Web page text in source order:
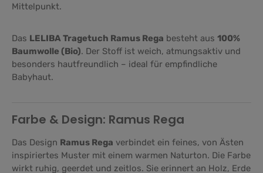
Mittelpunkt.
Das LELIBA Tragetuch Ramus Rega besteht aus 100%
Baumwolle (Bio). Der Stoff ist weich, atmungsaktiv und
besonders hautfreundlich – ideal für empfindliche
Babyhaut.
Farbe & Design: Ramus Rega
Das Design Ramus Rega verbindet ein feines, von Ästen
inspiriertes Muster mit einem warmen Naturton. Die Farbe
wirkt ruhig, geerdet und zeitlos. Sie erinnert an Holz, Erde